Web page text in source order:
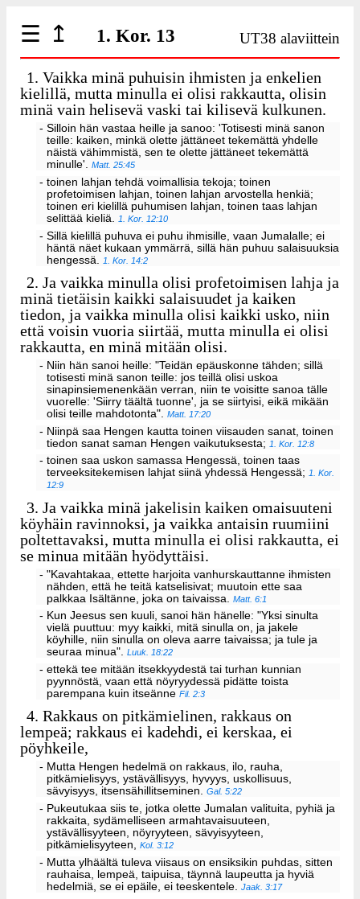
☰ ↥ 1. Kor. 13 UT38 alaviittein
1. Vaikka minä puhuisin ihmisten ja enkelien
kielillä, mutta minulla ei olisi rakkautta, olisin
minä vain helisevä vaski tai kilisevä kulkunen.
- Silloin hän vastaa heille ja sanoo: 'Totisesti minä sanon
teille: kaiken, minkä olette jättäneet tekemättä yhdelle
näistä vähimmistä, sen te olette jättäneet tekemättä
minulle'.Matt. 25:45
- toinen lahjan tehdä voimallisia tekoja; toinen
profetoimisen lahjan, toinen lahjan arvostella henkiä;
toinen eri kielillä puhumisen lahjan, toinen taas lahjan
selittää kieliä.
1. Kor. 12:10
- Sillä kielillä puhuva ei puhu ihmisille, vaan Jumalalle; ei
häntä näet kukaan ymmärrä, sillä hän puhuu salaisuuksia
hengessä.
1. Kor. 14:2
2. Ja vaikka minulla olisi profetoimisen lahja ja
minä tietäisin kaikki salaisuudet ja kaiken
tiedon, ja vaikka minulla olisi kaikki usko, niin
että voisin vuoria siirtää, mutta minulla ei olisi
rakkautta, en minä mitään olisi.
- Niin hän sanoi heille: "Teidän epäuskonne tähden; sillä
totisesti minä sanon teille: jos teillä olisi uskoa
sinapinsiemenenkään verran, niin te voisitte sanoa tälle
vuorelle: 'Siirry täältä tuonne', ja se siirtyisi, eikä mikään
olisi teille mahdotonta".Matt. 17:20
- Niinpä saa Hengen kautta toinen viisauden sanat, toinen
tiedon sanat saman Hengen vaikutuksesta; 1. Kor. 12:8
- toinen saa uskon samassa Hengessä, toinen taas
terveeksitekemisen lahjat siinä yhdessä Hengessä;1. Kor.
12:9
3. Ja vaikka minä jakelisin kaiken omaisuuteni
köyhäin ravinnoksi, ja vaikka antaisin ruumiini
poltettavaksi, mutta minulla ei olisi rakkautta, ei
se minua mitään hyödyttäisi.
- "Kavahtakaa, ettette harjoita vanhurskauttanne ihmisten
nähden, että he teitä katselisivat; muutoin ette saa
palkkaa Isältänne, joka on taivaissa.Matt. 6:1
- Kun Jeesus sen kuuli, sanoi hän hänelle: "Yksi sinulta
vielä puuttuu: myy kaikki, mitä sinulla on, ja jakele
köyhille, niin sinulla on oleva aarre taivaissa; ja tule ja
seuraa minua".Luuk. 18:22
- ettekä tee mitään itsekkyydestä tai turhan kunnian
pyynnöstä, vaan että nöyryydessä pidätte toista
parempana kuin itseänneFil. 2:3
4. Rakkaus on pitkämielinen, rakkaus on
lempeä; rakkaus ei kadehdi, ei kerskaa, ei
pöyhkeile,
- Mutta Hengen hedelmä on rakkaus, ilo, rauha,
pitkämielisyys, ystävällisyys, hyvyys, uskollisuus,
sävyisyys, itsensähillitseminen.Gal. 5:22
- Pukeutukaa siis te, jotka olette Jumalan valituita, pyhiä ja
rakkaita, sydämelliseen armahtavaisuuteen,
ystävällisyyteen, nöyryyteen, sävyisyyteen,
pitkämielisyyteen,Kol. 3:12
- Mutta ylhäältä tuleva viisaus on ensiksikin puhdas, sitten
rauhaisa, lempeä, taipuisa, täynnä laupeutta ja hyviä
hedelmiä, se ei epäile, ei teeskentele.Jaak. 3:17